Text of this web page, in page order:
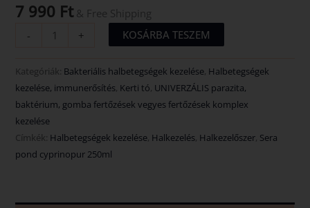
7 990 Ft & Free Shipping
-
+ KOSÁRBA TESZEM
Kategóriák: Bakteriális halbetegségek kezelése, Halbetegségek
kezelése, immunerősítés, Kerti tó, UNIVERZÁLIS parazita,
baktérium, gomba fertőzések vegyes fertőzések komplex
kezelése
Címkék: Halbetegségek kezelése, Halkezelés, Halkezelőszer, Sera
pond cyprinopur 250ml